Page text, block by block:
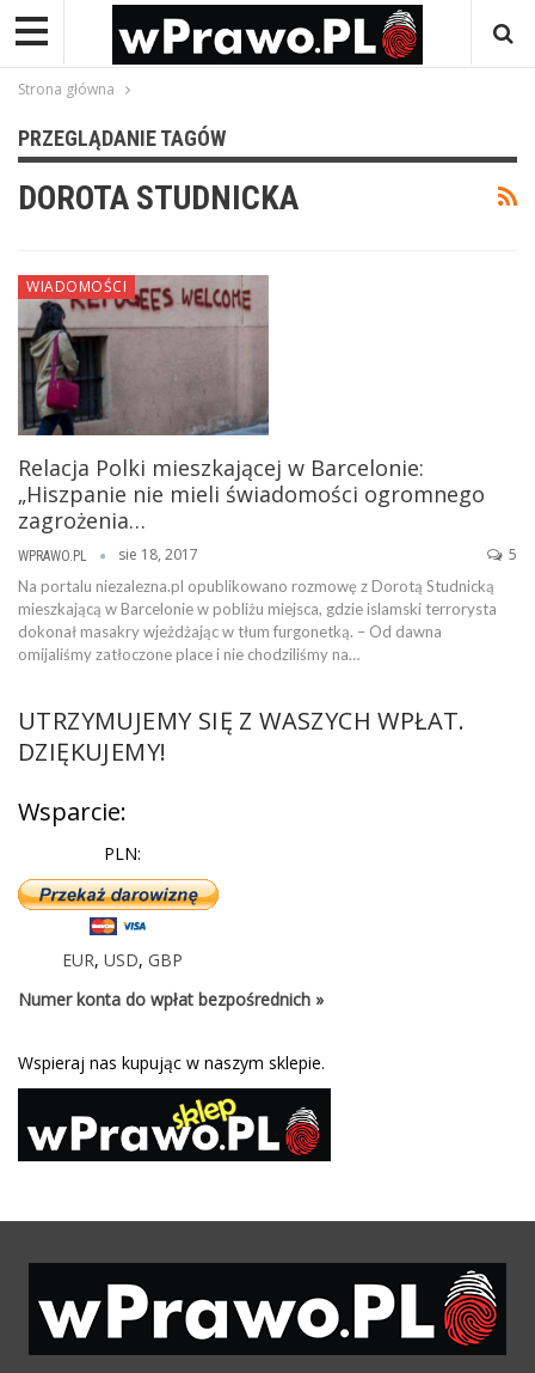
Strona główna
PRZEGLĄDANIE TAGÓW
DOROTA STUDNICKA
WIADOMOŚCI
Relacja Polki mieszkającej w Barcelonie:
„Hiszpanie nie mieli świadomości ogromnego
zagrożenia…
WPRAWO.PL sie 18, 2017 5
Na portalu niezalezna.pl opublikowano rozmowę z Dorotą Studnicką
mieszkającą w Barcelonie w pobliżu miejsca, gdzie islamski terrorysta
dokonał masakry wjeżdżając w tłum furgonetką. – Od dawna
omijaliśmy zatłoczone place i nie chodziliśmy na…
UTRZYMUJEMY SIĘ Z WASZYCH WPŁAT.
DZIĘKUJEMY!
Wsparcie:
PLN:
EUR, USD, GBP
Numer konta do wpłat bezpośrednich »
Wspieraj nas kupując w naszym sklepie.